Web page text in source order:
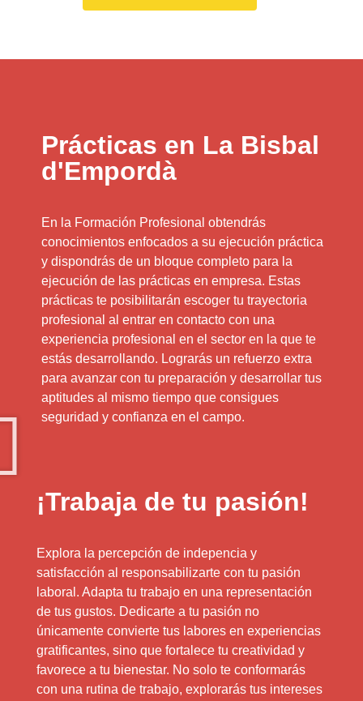
Prácticas en La Bisbal
d'Empordà
En la Formación Profesional obtendrás
conocimientos enfocados a su ejecución práctica
y dispondrás de un bloque completo para la
ejecución de las prácticas en empresa. Estas
prácticas te posibilitarán escoger tu trayectoria
profesional al entrar en contacto con una
experiencia profesional en el sector en la que te
estás desarrollando. Lograrás un refuerzo extra
para avanzar con tu preparación y desarrollar tus
aptitudes al mismo tiempo que consigues
seguridad y confianza en el campo.
¡Trabaja de tu pasión!
Explora la percepción de indepencia y
satisfacción al responsabilizarte con tu pasión
laboral. Adapta tu trabajo en una representación
de tus gustos. Dedicarte a tu pasión no
únicamente convierte tus labores en experiencias
gratificantes, sino que fortalece tu creatividad y
favorece a tu bienestar. No solo te conformarás
con una rutina de trabajo, explorarás tus intereses